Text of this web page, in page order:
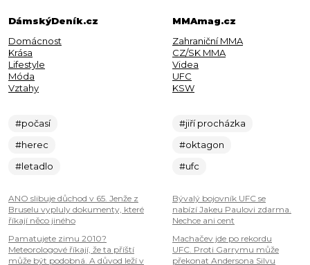
DámskýDeník.cz
Domácnost
Krása
Lifestyle
Móda
Vztahy
#počasí
#herec
#letadlo
ANO slibuje důchod v 65. Jenže z
Bruselu vypluly dokumenty, které
říkají něco jiného
Pamatujete zimu 2010?
Meteorologové říkají, že ta příští
může být podobná. A důvod leží v
MMAmag.cz
Zahraniční MMA
CZ/SK MMA
Videa
UFC
KSW
#jiří procházka
#oktagon
#ufc
Bývalý bojovník UFC se
nabízí Jakeu Paulovi zdarma.
Nechce ani cent
Machačev jde po rekordu
UFC. Proti Garrymu může
překonat Andersona Silvu